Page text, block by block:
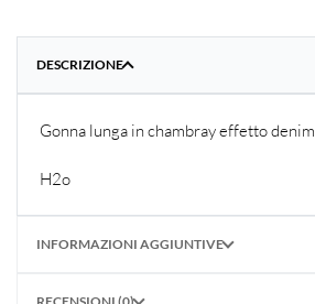
DESCRIZIONE
Gonna lunga in chambray effetto denim
H2o
INFORMAZIONI AGGIUNTIVE